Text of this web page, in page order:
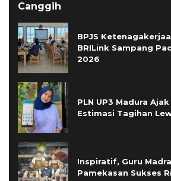
Canggih
BPJS
BRILink Sampang
2026
PLN UP3 Madura
Estimasi Tagihan
Inspiratif, Guru
Pamekasan Sukses